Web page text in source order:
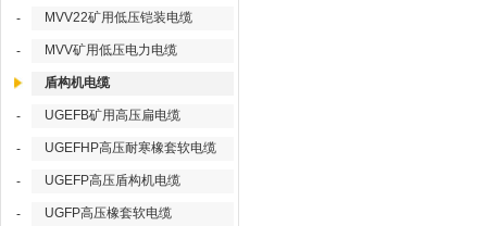
- MVV22矿用低压铠装电缆
- MVV矿用低压电力电缆
盾构机电缆
- UGEFB矿用高压扁电缆
- UGEFHP高压耐寒橡套软电缆
- UGEFP高压盾构机电缆
- UGFP高压橡套软电缆